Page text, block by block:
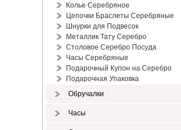
Колье Серебряное
Цепочки Браслеты Серебряные
Шнурки для Подвесок
Металлик Тату Серебро
Столовое Серебро Посуда
Часы Серебряные
Подарочный Купон на Серебро
Подарочная Упаковка
Обручалки
Часы